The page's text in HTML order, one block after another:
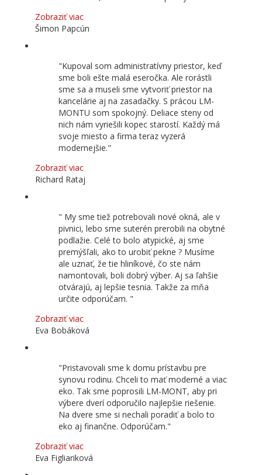
Zobraziť viac
Šimon Papcún
Kupoval som administratívny priestor, keď
sme boli ešte malá eseročka. Ale rorástli
sme sa a museli sme vytvoriť priestor na
kancelárie aj na zasadačky. S prácou LM-
MONTU som spokojný. Deliace steny od
nich nám vyriešili kopec starostí. Každý má
svoje miesto a firma teraz vyzerá
modernejšie.
Zobraziť viac
Richard Rataj
My sme tiež potrebovali nové okná, ale v
pivnici, lebo sme suterén prerobili na obytné
podlažie. Celé to bolo atypické, aj sme
premýšľali, ako to urobiť pekne ? Musíme
ale uznať, že tie hliníkové, čo ste nám
namontovali, boli dobrý výber. Aj sa ľahšie
otvárajú, aj lepšie tesnia. Takže za mňa
určite odporúčam.
Zobraziť viac
Eva Bobáková
Pristavovali sme k domu prístavbu pre
synovu rodinu. Chceli to mať moderné a viac
eko. Tak sme poprosili LM-MONT, aby pri
výbere dverí odporučilo najlepšie riešenie.
Na dvere sme si nechali poradiť a bolo to
eko aj finančne. Odporúčam.
Zobraziť viac
Eva Figliariková